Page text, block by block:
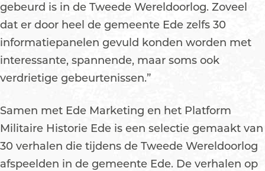
gebeurd is in de Tweede Wereldoorlog. Zoveel
dat er door heel de gemeente Ede zelfs 30
informatiepanelen gevuld konden worden met
interessante, spannende, maar soms ook
verdrietige gebeurtenissen.”
Samen met Ede Marketing en het Platform
Militaire Historie Ede is een selectie gemaakt van
30 verhalen die tijdens de Tweede Wereldoorlog
afspeelden in de gemeente Ede. De verhalen op